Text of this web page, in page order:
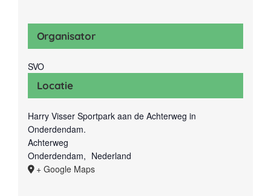
Locatie
Harry Visser Sportpark aan de Achterweg in
Onderdendam.
Achterweg
Onderdendam, Nederland
+ Google Maps
Organisator
SVO